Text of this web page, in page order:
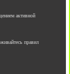
активной
правил